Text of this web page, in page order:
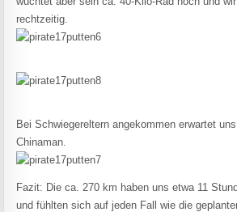
rechtzeitig.
Bei Schwiegereltern angekommen erwartet
Chinaman.
Fazit: Die ca. 270 km haben uns etwa 11
und fühlten sich auf jeden Fall wie die